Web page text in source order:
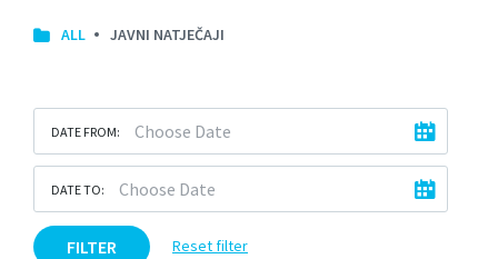
ALL JAVNI NATJEČAJI
DATE FROM:
DATE TO:
FILTER Reset filter